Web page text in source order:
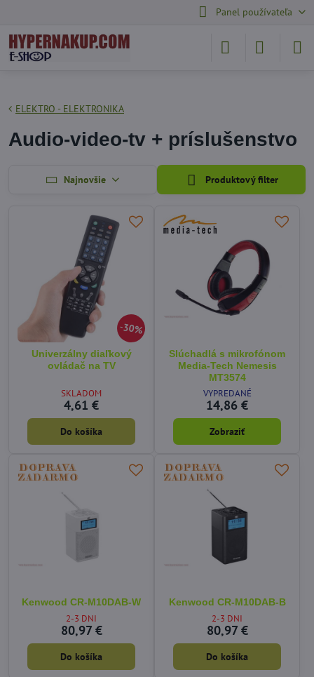
Panel používateľa
ELEKTRO - ELEKTRONIKA
Audio-video-tv + príslušenstvo
Najnovšie Produktový filter
30%
Univerzálny diaľkový
ovládač na TV
SKLADOM
4,61 €
Do košíka
Slúchadlá s mikrofónom
Media-Tech Nemesis
MT3574
VYPREDANÉ
14,86 €
Zobraziť
Kenwood CR-M10DAB-W
2-3 DNI
80,97 €
Do košíka
Kenwood CR-M10DAB-B
2-3 DNI
80,97 €
Do košíka